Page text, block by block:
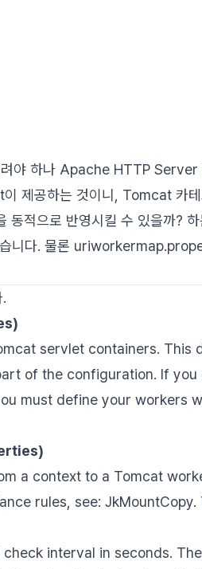
야 하나 Apache HTTP Server
제공하는 것이니, Tomcat 카테
적으로 반영시킬 수 있을까? 하
니다. 물론
servlet containers. This
of the configuration. If
must define your workers
a context to a Tomcat
rules, see:
interval in seconds.